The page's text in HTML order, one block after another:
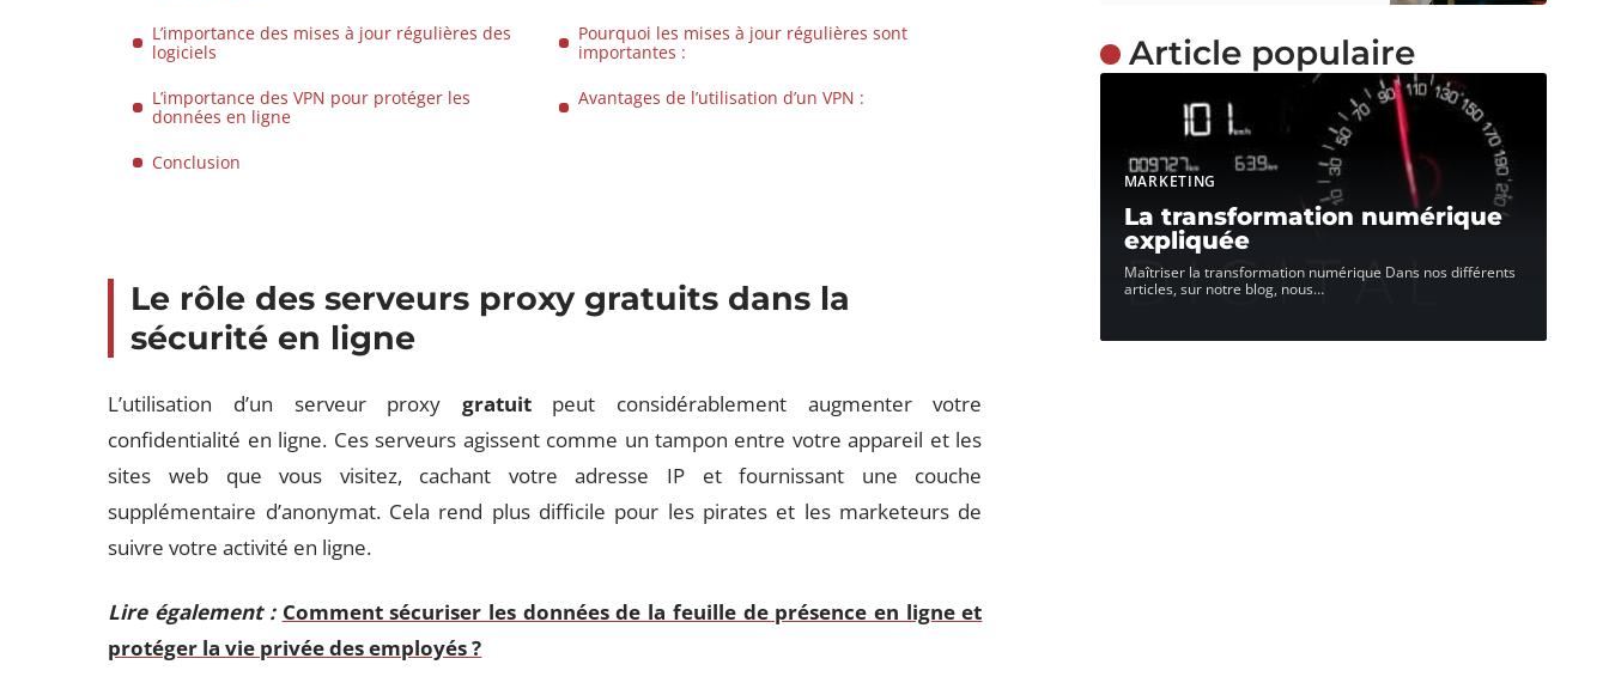
L’importance des mises à jour régulières des
logiciels
Pourquoi les mises à jour régulières sont
importantes :
L’importance des VPN pour protéger les
données en ligne
Avantages de l’utilisation d’un VPN :
Conclusion
Le rôle des serveurs proxy gratuits dans la
sécurité en ligne
L’utilisation d’un serveur proxy gratuitpeut considérablement augmenter votre
confidentialité en ligne. Ces serveurs agissent comme un tampon entre votre appareil et les
sites web que vous visitez, cachant votre adresse IP et fournissant une couche
supplémentaire d’anonymat. Cela rend plus difficile pour les pirates et les marketeurs de
suivre votre activité en ligne.
Lire également : Comment sécuriser les données de la feuille de présence en ligne et
protéger la vie privée des employés ?
Article populaire
MARKETING
La transformation numérique
expliquée
Maîtriser la transformation numérique Dans nos différents
articles, sur notre blog, nous…